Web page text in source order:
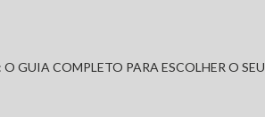
GUIA COMPLETO PARA ESCOLHER O SEU